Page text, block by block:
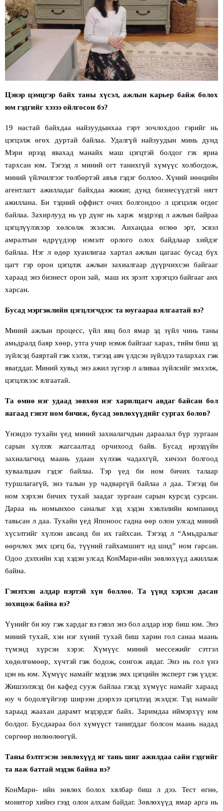
Цэвэр цэмцгэр байх таны хүсэл, ажлын карьер байж болох
юм гэдгийг хэзээ ойлгосон бэ?
19 настай байхдаа найзуудынхаа гэрт зочлохдоо гэрийг нь
цэгцэлж өгөх дуртай байлаа. Удалгүй найзуудын минь дунд
Мэри ирээд явахад манайх маш цэгцтэй болдог гэх яриа
тархсан юм. Тэгээд л миний огт танихгүй хүмүүс холбогдож,
миний үйлчилгээг төлбөртэй авъя гэдэг боллоо. Хүний нөөцийн
агентлагт ажилладаг байхдаа жижиг, дунд бизнесүүдтэй нягт
ажиллана. Би тэдний оффист очих болгондоо л цэгцэлж өгдөг
байлаа. Захирлууд нь үр дүнг нь харж
мэдрээд л ажлын байраа
цэгцлүүлэхээр хөлсөлж эхэлсэн. Анхандаа өглөө эрт, эсвэл
амралтын өдрүүдээр нэмэлт орлого олох байдлаар хийдэг
байлаа. Нэг л өдөр хуанлигаа хартал ажлын цагаас бусад бүх
цагт гэр орон цэгцлэх ажлын захиалгаар дүүрчихсэн байгааг
хараад энэ бизнест орон зай,
маш их эрэлт хэрэгцээ байгааг анх
харсан.
Бусад мэргэжлийн цэгцлэгчдээс та юугаараа ялгаатай вэ?
Миний ажлын процесс, үйл явц бол ямар эд зүйл чинь таны
амьдралд баяр хөөр, утга учир нэмж байгааг харах, тийм биш эд
зүйлсэд баяртай гэж хэлэх, тэгээд авч үлдсэн зүйлдээ талархах гэж
явагддаг. Миний хувьд энэ ажил зүгээр л аливаа зүйлсийг эмхэлж,
цэгцлэхээс ялгаатай.
Та өмнө нэг удаад зөвхөн нэг харилцагч авдаг байсан бол
яагаад гэнэт ном бичиж, бусад зөвлөхүүдийг сургах болов?
Үнэндээ тухайн үед миний захиалагчдын дараалал бүр зургаан
сарын хүлээх жагсаалтад орчихоод байв. Бусад ирээдүйн
захиалагчид маань удаан хүлээж чадахгүй, хичээл болгоод
хуваалцаач гэдэг байлаа. Тэр үед би ном бичих талаар
туршлагагүй, энэ талын ур чадваргүй байлаа л даа. Тэгээд би
ном хэрхэн бичих тухай заадаг зургаан сарын курсэд сурсан.
Дараа нь номынхоо саналыг хэд хэдэн хэвлэлийн компанид
тавьсан л даа. Тухайн үед Японоос гадна өөр олон улсад миний
хүсэлтийг хүлээн авсанд би их гайхсан. Тэгээд л “Амьдралыг
өөрчлөх эмх цэгц ба, түүний гайхамшигт ид шид” ном гарсан.
Одоо дэлхийн хэд хэдэн улсад КонМари-ийн зөвлөхүүд ажиллаж
байна.
Гэнэтхэн алдар нэртэй хүн боллоо. Та үүнд хэрхэн дасан
зохицож байна вэ?
Үүнийг би юу гэж хардаг вэ гэвэл энэболалдар нэр биш юм. Энэ
миний тухай, хэн нэг хүний тухай биш харин гол санаа маань
түмэнд хүрсэн хэрэг. Хүмүүс миний мессежийг сэтгэл
хөдөлгөмөөр, хүчтэй гэж бодож, сонгож авдаг. Энэ нь гол үнэ
цэн нь юм. Хүмүүс намайг мэдээж эмх цэгцийн эксперт гэж үздэг.
Жишээлэхэд би кафед сууж байлаа гэхэд хүмүүс намайг хараад
юу ч бодолгүйгээр ширээн дээрхээ цэгцлээд эхэлдэг. Тэд намайг
хараад жаахан дарамт мэдэрдэг байх. Заримдаа иймэрхүү юм
болдог. Бусдаараа бол хүмүүст танигддаг болсон маань надад
сөргөөр нөлөөлөөгүй.
Таны бэлтгэсэн зөвлөхүүд яг тань шиг ажилдаа сайн гэдгийг
та яаж баттай мэдэж байна вэ?
КонМари- ийн зөвлөх болох хялбар биш л дээ. Тест өгнө,
монитор хийнэ гээд олон алхам байдаг. Зөвлөхүүд ямар арга нь